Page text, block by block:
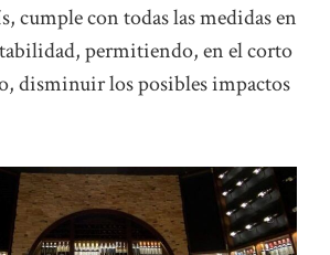
cumple con todas las medidas en
permitiendo, en el corto
disminuir los posibles impactos